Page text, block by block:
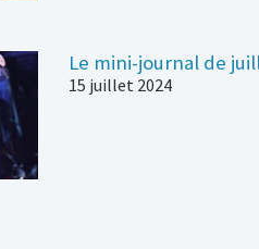
Le mini-journal de
15 juillet 2024